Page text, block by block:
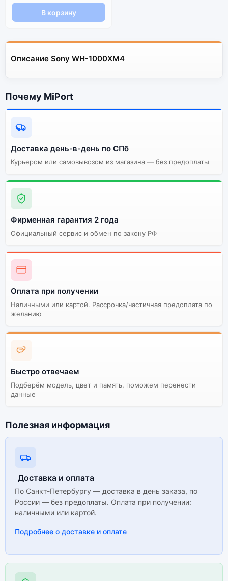
В корзину
Описание Sony WH-1000XM4
Почему MiPort
Доставка день-в-день по СПб
Курьером или самовывозом из магазина — без предоплаты
Фирменная гарантия 2 года
Официальный сервис и обмен по закону РФ
Оплата при получении
Наличными или картой. Рассрочка/частичная предоплата по
желанию
Быстро отвечаем
Подберём модель, цвет и память, поможем перенести
данные
Полезная информация
Доставка и оплата
По Санкт-Петербургу — доставка в день заказа, по
России — без предоплаты. Оплата при получении:
наличными или картой.
Подробнее о доставке и оплате